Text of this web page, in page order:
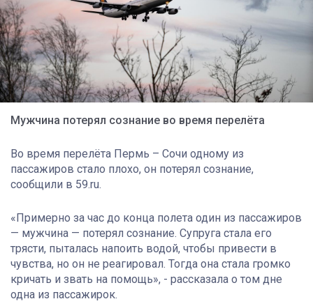
Мужчина потерял сознание во время перелёта
Во время перелёта Пермь – Сочи одному из
пассажиров стало плохо, он потерял сознание,
сообщили в 59.ru.
«Примерно за час до конца полета один из пассажиров
— мужчина — потерял сознание. Супруга стала его
трясти, пыталась напоить водой, чтобы привести в
чувства, но он не реагировал. Тогда она стала громко
кричать и звать на помощь», - рассказала о том дне
одна из пассажирок.